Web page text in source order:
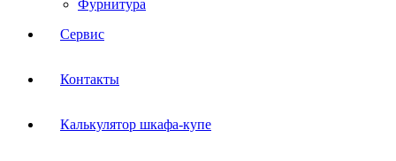
Фурнитура
Сервис
Контакты
Калькулятор шкафа-купе